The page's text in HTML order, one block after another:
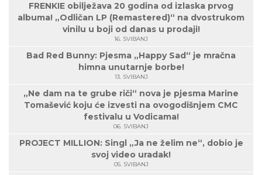
FRENKIE obilježava 20 godina od izlaska prvog
albuma! „Odličan LP (Remastered)“ na dvostrukom
vinilu u boji od danas u prodaji!
16. SVIBANJ
Bad Red Bunny: Pjesma „Happy Sad“ je mračna
himna unutarnje borbe!
13. SVIBANJ
„Ne dam na te grube riči“ nova je pjesma Marine
Tomašević koju će izvesti na ovogodišnjem CMC
festivalu u Vodicama!
06. SVIBANJ
PROJECT MILLION: Singl „Ja ne želim ne“, dobio je
svoj video uradak!
05. SVIBANJ